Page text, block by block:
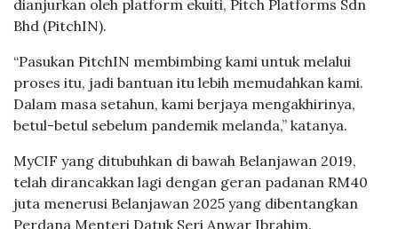
dianjurkan oleh platform ekuiti, Pitch Platforms Sdn
Bhd (PitchIN).
“Pasukan PitchIN membimbing kami untuk melalui
proses itu, jadi bantuan itu lebih memudahkan kami. ​​
Dalam masa setahun, kami berjaya mengakhirinya,
betul-betul sebelum pandemik melanda,” katanya.
MyCIF yang ditubuhkan di bawah Belanjawan 2019,
telah dirancakkan lagi dengan geran padanan RM40
juta menerusi Belanjawan 2025 yang dibentangkan
Perdana Menteri Datuk Seri Anwar Ibrahim.